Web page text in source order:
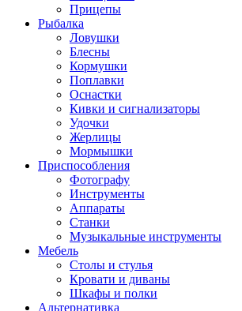
Прицепы
Рыбалка
Ловушки
Блесны
Кормушки
Поплавки
Оснастки
Кивки и сигнализаторы
Удочки
Жерлицы
Мормышки
Приспособления
Фотографу
Инструменты
Аппараты
Станки
Музыкальные инструменты
Мебель
Столы и стулья
Кровати и диваны
Шкафы и полки
Альтернативка